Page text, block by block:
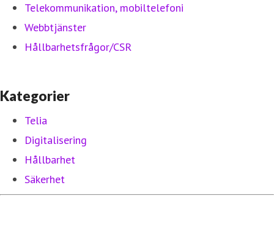
Telekommunikation, mobiltelefoni
Webbtjänster
Hållbarhetsfrågor/CSR
Kategorier
Telia
Digitalisering
Hållbarhet
Säkerhet